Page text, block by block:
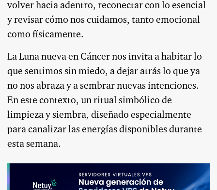
volver hacia adentro, reconectar con lo esencial
y revisar cómo nos cuidamos, tanto emocional
como físicamente.
La Luna nueva en Cáncer nos invita a habitar lo
que sentimos sin miedo, a dejar atrás lo que ya
no nos abraza y a sembrar nuevas intenciones.
En este contexto, un ritual simbólico de
limpieza y siembra, diseñado especialmente
para canalizar las energías disponibles durante
esta semana.